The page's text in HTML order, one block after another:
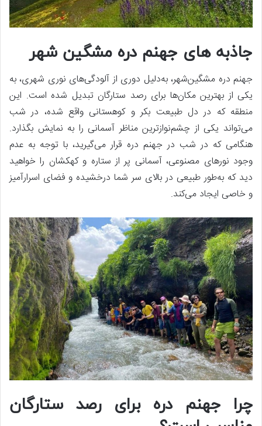
جاذبه های جهنم دره مشگین شهر
جهنم دره مشگین‌شهر، به‌دلیل دوری از آلودگی‌های نوری شهری، به
یکی از بهترین مکان‌ها برای رصد ستارگان تبدیل شده است. این
منطقه که در دل طبیعت بکر و کوهستانی واقع شده، در شب
می‌تواند یکی از چشم‌نوازترین مناظر آسمانی را به نمایش بگذارد.
هنگامی که در شب در جهنم دره قرار می‌گیرید، با توجه به عدم
وجود نورهای مصنوعی، آسمانی پر از ستاره و کهکشان را خواهید
دید که به‌طور طبیعی در بالای سر شما درخشیده و فضای اسرارآمیز
و خاصی ایجاد می‌کند.
چرا جهنم دره برای رصد ستارگان